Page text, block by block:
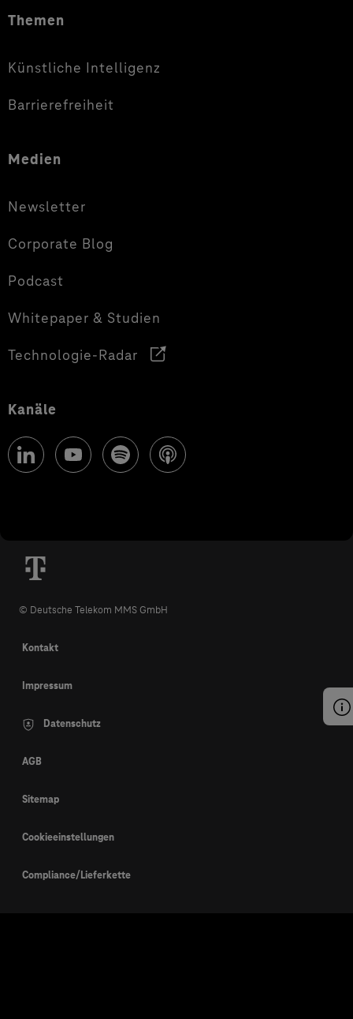
Themen
Künstliche Intelligenz
Barrierefreiheit
Medien
Newsletter
Corporate Blog
Podcast
Whitepaper & Studien
Technologie-Radar
Kanäle
© Deutsche Telekom MMS GmbH
Kontakt
Impressum
Datenschutz
AGB
Sitemap
Cookieeinstellungen
Compliance/Lieferkette